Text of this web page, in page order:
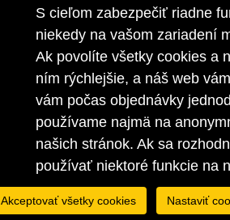
S cieľom zabezpečiť riadne
niekedy na vašom zariadení
Ak povolíte všetky cookies a
ním rýchlejšie, a náš web
vám počas objednávky
používame najmä na
našich stránok. Ak sa
používať niektoré funkcie na
Akceptovať všetky cookies Nastaviť